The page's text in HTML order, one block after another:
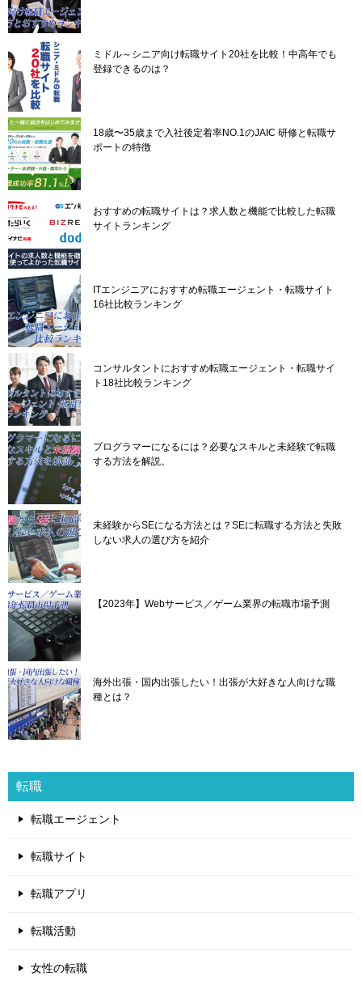
ン
ミドル～シニア向け転職サイト20社を比較！中高年でも
登録できるのは？
18歳〜35歳まで入社後定着率NO.1のJAIC 研修と転職サ
ポートの特徴
おすすめの転職サイトは？求人数と機能で比較した転職
サイトランキング
ITエンジニアにおすすめ転職エージェント・転職サイト
16社比較ランキング
コンサルタントにおすすめ転職エージェント・転職サイ
ト18社比較ランキング
プログラマーになるには？必要なスキルと未経験で転職
する方法を解説。
未経験からSEになる方法とは？SEに転職する方法と失敗
しない求人の選び方を紹介
【2023年】Webサービス／ゲーム業界の転職市場予測
海外出張・国内出張したい！出張が大好きな人向けな職
種とは？
転職
転職エージェント
転職サイト
転職アプリ
転職活動
女性の転職